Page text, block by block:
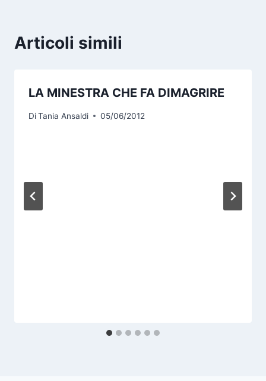
Articoli simili
LA MINESTRA CHE FA DIMAGRIRE
DiTania Ansaldi 05/06/2012